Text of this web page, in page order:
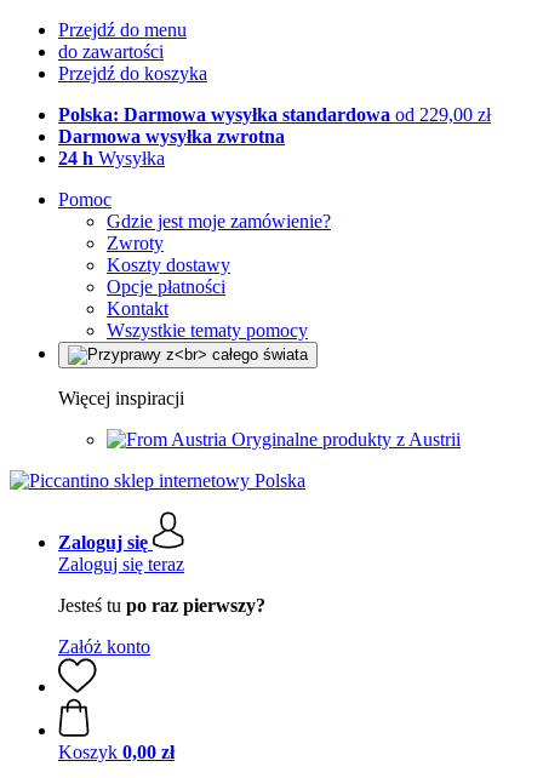
Przejdź do menu
do zawartości
Przejdź do koszyka
Polska: Darmowa wysyłka standardowa od 229,00 zł
Darmowa wysyłka zwrotna
24 h Wysyłka
Pomoc
Gdzie jest moje zamówienie?
Zwroty
Koszty dostawy
Opcje płatności
Kontakt
Wszystkie tematy pomocy
Więcej inspiracji
Oryginalne produkty z Austrii
Zaloguj się
Zaloguj się teraz
Jesteś tu po raz pierwszy?
Załóż konto
Koszyk 0,00 zł